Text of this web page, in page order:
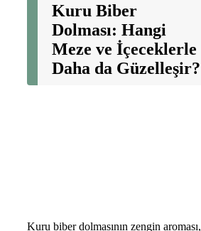
Kuru Biber
Dolması: Hangi
Meze ve İçeceklerle
Daha da Güzelleşir?
Kuru biber dolmasının zengin aroması,